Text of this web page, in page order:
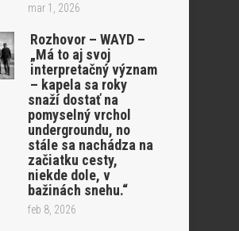
mar 1, 2026
Rozhovor – WAYD –
„Má to aj svoj
interpretačný význam
– kapela sa roky
snaží dostať na
pomyselný vrchol
undergroundu, no
stále sa nachádza na
začiatku cesty,
niekde dole, v
bažinách snehu.“
feb 8, 2026